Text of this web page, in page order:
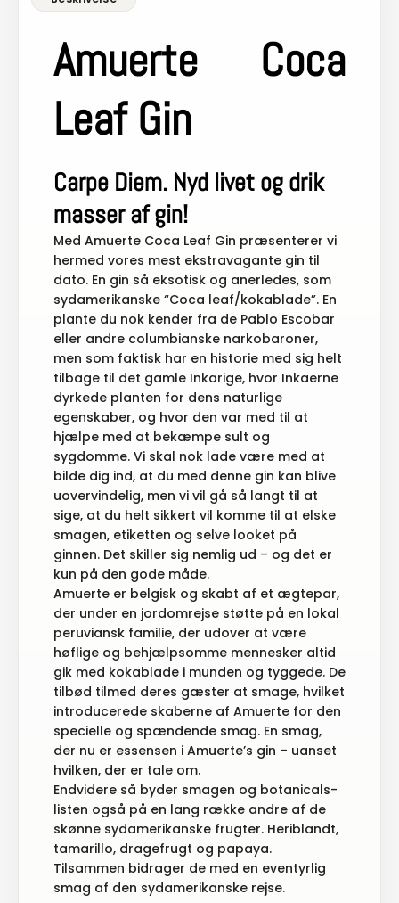
Amuerte Coca
Leaf Gin
Carpe Diem. Nyd livet og drik
masser af gin!
Med Amuerte Coca Leaf Gin præsenterer vi
hermed vores mest ekstravagante gin til
dato. En gin så eksotisk og anerledes, som
sydamerikanske “Coca leaf/kokablade”. En
plante du nok kender fra de Pablo Escobar
eller andre columbianske narkobaroner,
men som faktisk har en historie med sig helt
tilbage til det gamle Inkarige, hvor Inkaerne
dyrkede planten for dens naturlige
egenskaber, og hvor den var med til at
hjælpe med at bekæmpe sult og
sygdomme. Vi skal nok lade være med at
bilde dig ind, at du med denne gin kan blive
uovervindelig, men vi vil gå så langt til at
sige, at du helt sikkert vil komme til at elske
smagen, etiketten og selve looket på
ginnen. Det skiller sig nemlig ud – og det er
kun på den gode måde.
Amuerte er belgisk og skabt af et ægtepar,
der under en jordomrejse støtte på en lokal
peruviansk familie, der udover at være
høflige og behjælpsomme mennesker altid
gik med kokablade i munden og tyggede. De
tilbød tilmed deres gæster at smage, hvilket
introducerede skaberne af Amuerte for den
specielle og spændende smag. En smag,
der nu er essensen i Amuerte’s gin – uanset
hvilken, der er tale om.
Endvidere så byder smagen og botanicals-
listen også på en lang række andre af de
skønne sydamerikanske frugter. Heriblandt,
tamarillo, dragefrugt og papaya.
Tilsammen bidrager de med en eventyrlig
smag af den sydamerikanske rejse.